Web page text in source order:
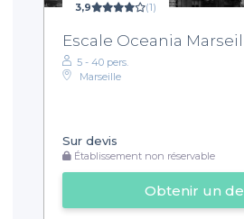
3,9 (1)
Escale Oceania
5 - 40 pers.
Marseille
Sur devis
Établissement non réservable
Obtenir un